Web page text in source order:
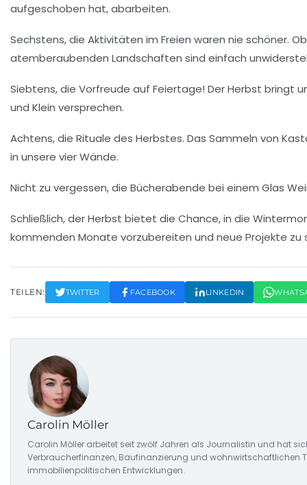
aufgeschoben hat, abarbeiten.
Sechstens, die Aktivitäten im Freien waren nie schöner.
atemberaubenden Landschaften sind einfach
Siebtens, die Vorfreude auf Feiertage! Der Herbst bringt
und Klein versprechen.
Achtens, die Rituale des Herbstes. Das Sammeln von
in unsere vier Wände.
Nicht zu vergessen, die Bücherabende bei einem Glas
Schließlich, der Herbst bietet die Chance, in die
kommenden Monate vorzubereiten und neue Projekte zu
TEILEN: TWITTER FACEBOOK LINKEDIN
Carolin Möller
Carolin Möller arbeitet seit zwölf Jahren als Journalistin und hat
Verbraucherfinanzen, Baufinanzierung und wohnwirtschaftlichen
immobilienpolitischen Entwicklungen.